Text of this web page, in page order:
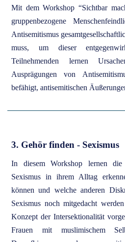
Mit dem Workshop “Sichtbar
gruppenbezogene
Antisemitismus
muss, um dieser
Teilnehmenden lernen
Ausprägungen von
befähigt, antisemitischen
3. Gehör finden - Sexismus
In diesem Workshop lernen
Sexismus in ihrem Alltag
können und welche anderen
Sexismus noch mitgedacht
Konzept der Intersektionalität
Frauen mit muslimischem